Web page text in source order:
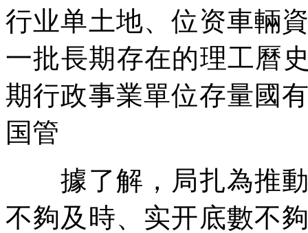
行业单土地、位资車輛
一批長期存在的理工曆
期行政事業單位存量國
国管
據了解，局扎為推動
不夠及時、实开底數不